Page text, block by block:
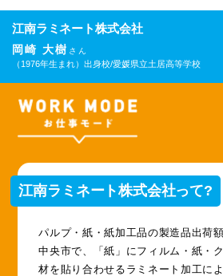
江南ラミネート株式会社
岡崎 大樹 さん
（1976年生まれ） 出身校/愛媛県立土居高等学校
江南ラミネート株式会社って?
パルプ・紙・紙加工品の製造品出荷
中央市で、「紙」にフィルム・紙・
材を貼り合わせるラミネート加工に